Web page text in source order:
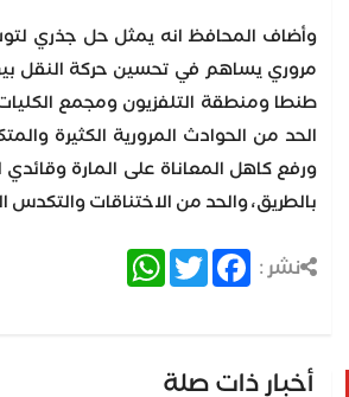
وأضاف المحافظ انه يمثل حل جذري
مروري يساهم في تحسين حركة النقل
طنطا ومنطقة التلفزيون ومجمع
الحد من الحوادث المرورية الكثيرة
ورفع كاهل المعاناة على المارة وقائدي
بالطريق، والحد من الاختناقات والتكدس
نشر : Facebook
Twitter
WhatsApp
أخبار ذات صلة